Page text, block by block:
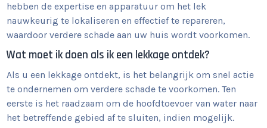
hebben de expertise en apparatuur om het lek
nauwkeurig te lokaliseren en effectief te repareren,
waardoor verdere schade aan uw huis wordt voorkomen.
Wat moet ik doen als ik een lekkage ontdek?
Als u een lekkage ontdekt, is het belangrijk om snel actie
te ondernemen om verdere schade te voorkomen. Ten
eerste is het raadzaam om de hoofdtoevoer van water naar
het betreffende gebied af te sluiten, indien mogelijk.